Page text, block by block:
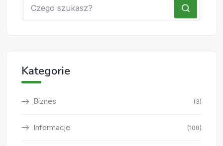
Kategorie
Biznes (3)
Informacje (108)